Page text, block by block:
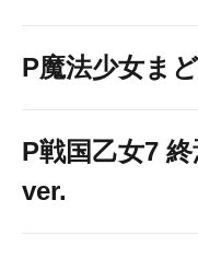
P魔法少女ま
P戦国乙女7
ver.